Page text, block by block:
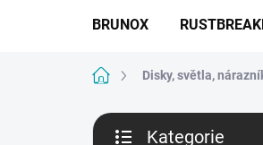
BRUNOX
Domů Disky, světla,
P
Kategorie